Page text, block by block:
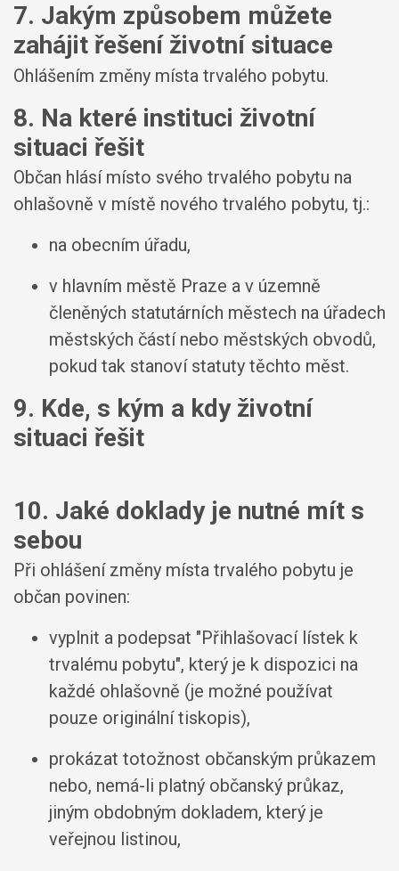
7. Jakým způsobem můžete
zahájit řešení životní situace
Ohlášením změny místa trvalého pobytu.
8. Na které instituci životní
situaci řešit
Občan hlásí místo svého trvalého pobytu na
ohlašovně v místě nového trvalého pobytu, tj.:
na obecním úřadu,
v hlavním městě Praze a v územně
členěných statutárních městech na úřadech
městských částí nebo městských obvodů,
pokud tak stanoví statuty těchto měst.
9. Kde, s kým a kdy životní
situaci řešit
10. Jaké doklady je nutné mít s
sebou
Při ohlášení změny místa trvalého pobytu je
občan povinen:
vyplnit a podepsat "Přihlašovací lístek k
trvalému pobytu", který je k dispozici na
každé ohlašovně (je možné používat
pouze originální tiskopis),
prokázat totožnost občanským průkazem
nebo, nemá-li platný občanský průkaz,
jiným obdobným dokladem, který je
veřejnou listinou,